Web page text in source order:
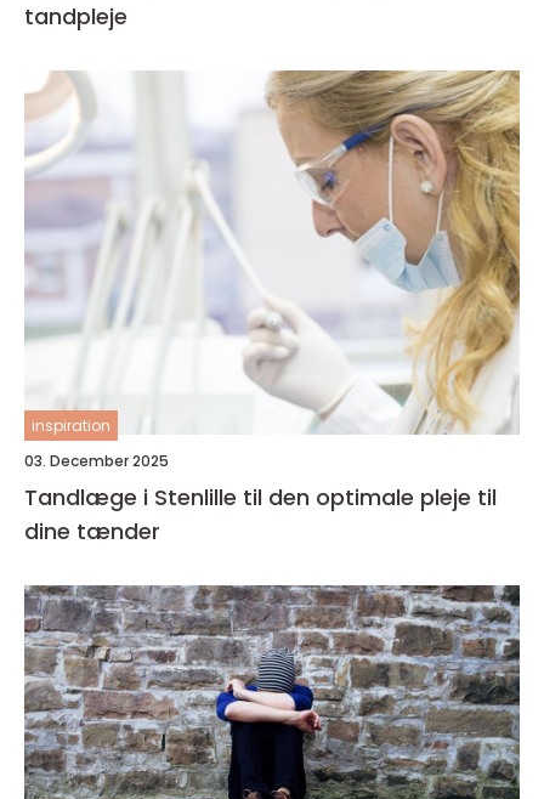
tandpleje
inspiration
03. December 2025
Tandlæge i Stenlille til den optimale pleje til
dine tænder